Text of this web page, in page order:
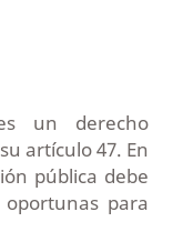
un derecho
artículo 47. En
pública debe
para